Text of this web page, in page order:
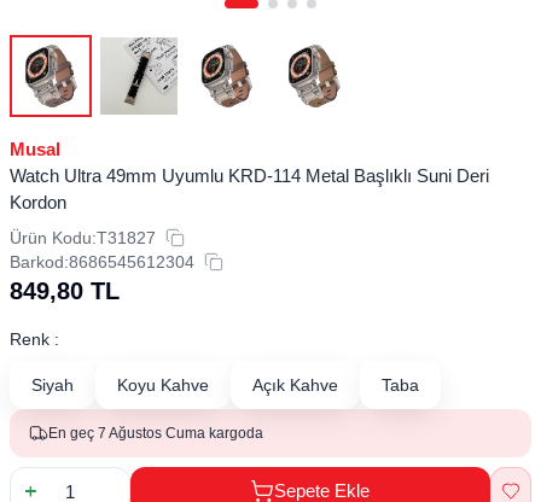
Musal
Watch Ultra 49mm Uyumlu KRD-114 Metal Başlıklı Suni Deri
Kordon
Ürün Kodu:T31827
Barkod:8686545612304
849,80 TL
Renk :
Siyah Koyu Kahve Açık Kahve Taba
En geç 7 Ağustos Cuma kargoda
Sepete Ekle